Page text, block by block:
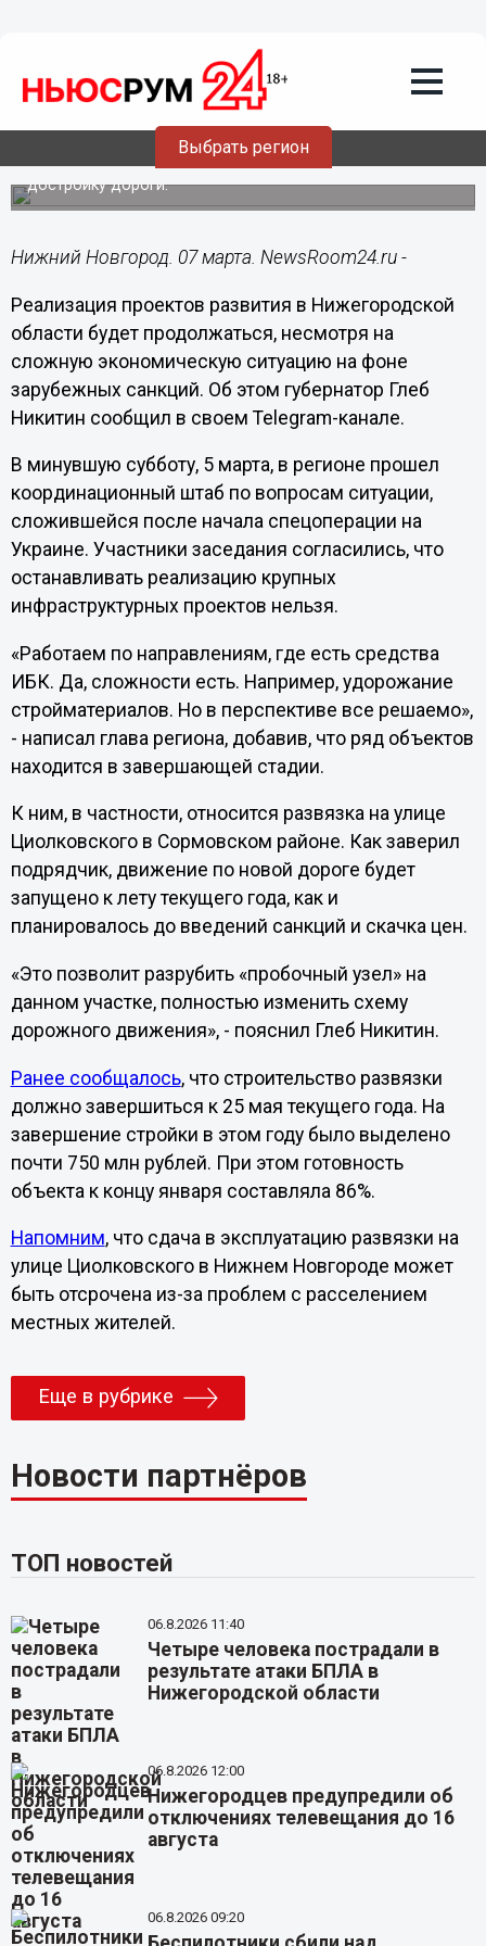
Выбрать регион
07.03.202215:25
Развязка на Циолковского в Нижнем
Новгороде откроется к июню 2022 года
Подрядчик заверил, что санкции не повлияют на
достройку дороги.
Нижний Новгород. 07 марта. NewsRoom24.ru -
Реализация проектов развития в Нижегородской
области будет продолжаться, несмотря на
сложную экономическую ситуацию на фоне
зарубежных санкций. Об этом губернатор Глеб
Никитин сообщил в своем Telegram-канале.
В минувшую субботу, 5 марта, в регионе прошел
координационный штаб по вопросам ситуации,
сложившейся после начала спецоперации на
Украине. Участники заседания согласились, что
останавливать реализацию крупных
инфраструктурных проектов нельзя.
«Работаем по направлениям, где есть средства
ИБК. Да, сложности есть. Например, удорожание
стройматериалов. Но в перспективе все решаемо»,
- написал глава региона, добавив, что ряд объектов
находится в завершающей стадии.
К ним, в частности, относится развязка на улице
Циолковского в Сормовском районе. Как заверил
подрядчик, движение по новой дороге будет
запущено к лету текущего года, как и
планировалось до введений санкций и скачка цен.
«Это позволит разрубить «пробочный узел» на
данном участке, полностью изменить схему
дорожного движения», - пояснил Глеб Никитин.
Ранее сообщалось, что строительство развязки
должно завершиться к 25 мая текущего года. На
завершение стройки в этом году было выделено
почти 750 млн рублей. При этом готовность
объекта к концу января составляла 86%.
Напомним, что сдача в эксплуатацию развязки на
улице Циолковского в Нижнем Новгороде может
быть отсрочена из-за проблем с расселением
местных жителей.
Еще в рубрике
Новости партнёров
ТОП новостей
06.8.2026 11:40
Четыре человека пострадали в
результате атаки БПЛА в
Нижегородской области
06.8.2026 12:00
Нижегородцев предупредили об
отключениях телевещания до 16
августа
06.8.2026 09:20